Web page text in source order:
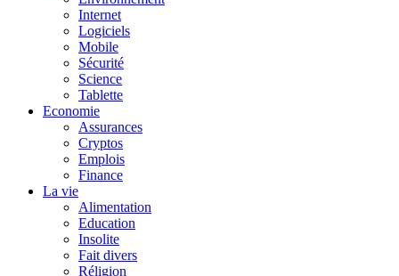
Internet
Logiciels
Mobile
Sécurité
Science
Tablette
Economie
Assurances
Cryptos
Emplois
Finance
La vie
Alimentation
Education
Insolite
Fait divers
Réligion